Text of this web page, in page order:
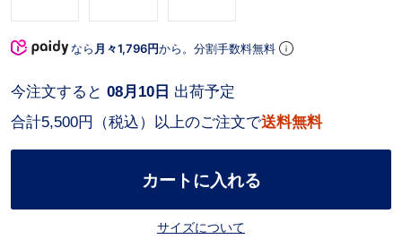
なら 月々1,796円から。分割手数料無料
合計5,500円（税込）以上のご注文で送料無料
今注文すると 08月10日 出荷予定
カートに入れる
サイズについて